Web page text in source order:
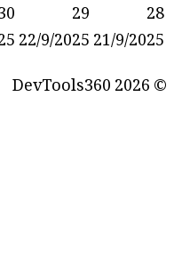
30
23/9/2025